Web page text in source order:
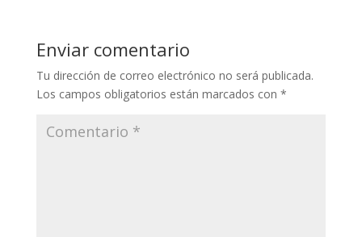
Enviar comentario
Tu dirección de correo electrónico no será publicada.
Los campos obligatorios están marcados con *